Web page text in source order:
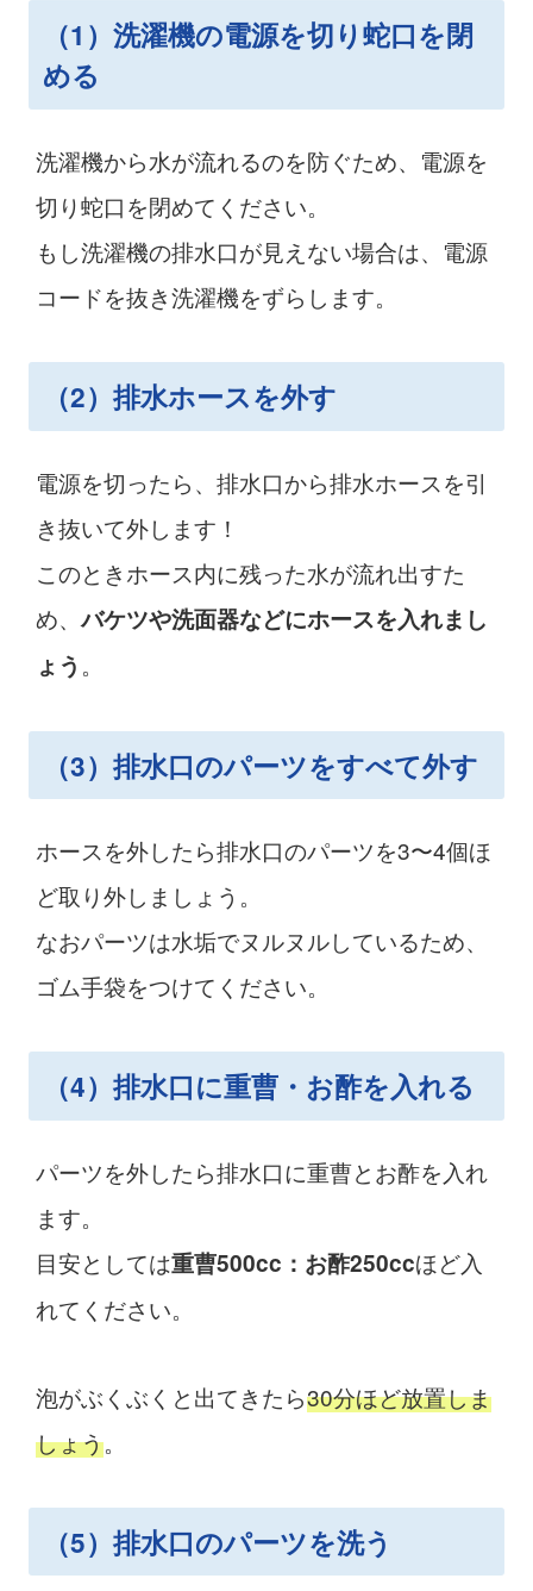
（1）洗濯機の電源を切り蛇口を閉
める
洗濯機から水が流れるのを防ぐため、電源を
切り蛇口を閉めてください。
もし洗濯機の排水口が見えない場合は、電源
コードを抜き洗濯機をずらします。
（2）排水ホースを外す
電源を切ったら、排水口から排水ホースを引
き抜いて外します！
このときホース内に残った水が流れ出すた
め、バケツや洗面器などにホースを入れまし
ょう 。
（3）排水口のパーツをすべて外す
ホースを外したら排水口のパーツを3〜4個ほ
ど取り外しましょう。
なおパーツは水垢でヌルヌルしているため、
ゴム手袋をつけてください。
（4）排水口に重曹・お酢を入れる
パーツを外したら排水口に重曹とお酢を入れ
ます。
目安としては重曹500cc：お酢250ccほど入
れてください。
泡がぶくぶくと出てきたら30分ほど放置しま
しょう。
（5）排水口のパーツを洗う